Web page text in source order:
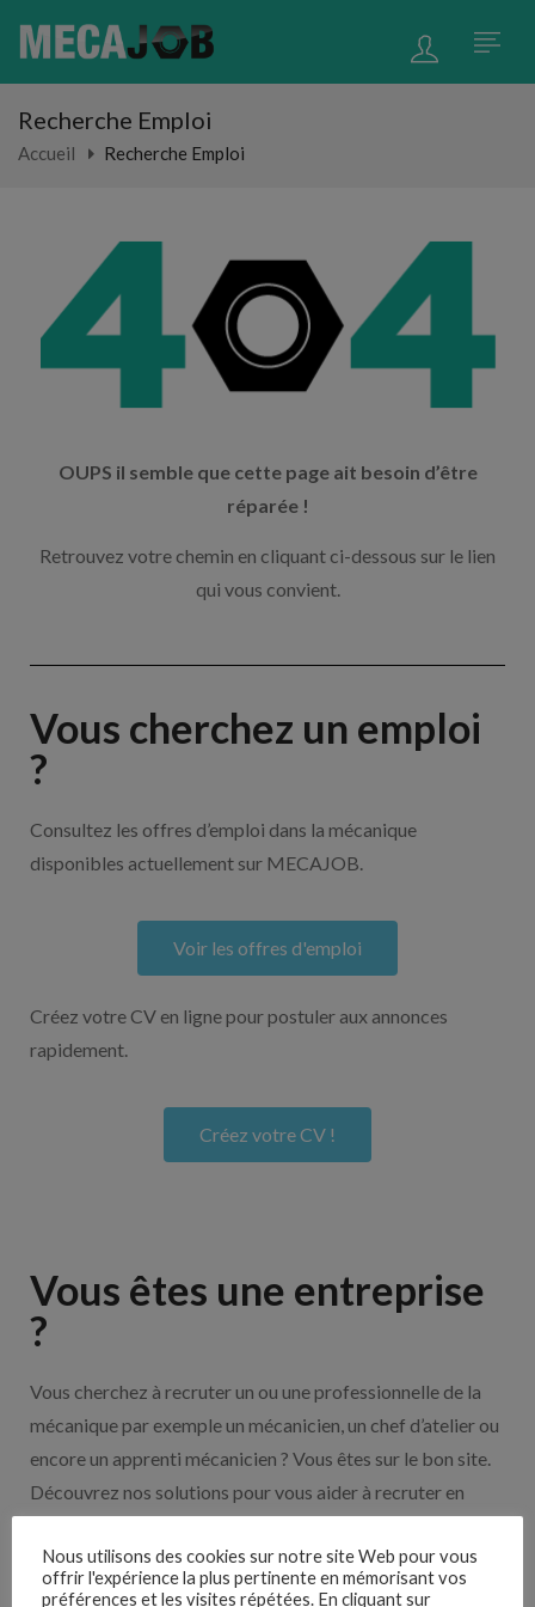
Recherche Emploi
Accueil Recherche Emploi
OUPS il semble que cette page ait besoin d’être
réparée !
Retrouvez votre chemin en cliquant ci-dessous sur le lien
qui vous convient.
Vous cherchez un emploi
?
Consultez les offres d’emploi dans la mécanique
disponibles actuellement sur MECAJOB.
Voir les offres d'emploi
Créez votre CV en ligne pour postuler aux annonces
rapidement.
Créez votre CV !
Vous êtes une entreprise
?
Vous cherchez à recruter un ou une professionnelle de la
mécanique par exemple un mécanicien, un chef d’atelier ou
encore un apprenti mécanicien ? Vous êtes sur le bon site.
Découvrez nos solutions pour vous aider à recruter en
Nous utilisons des cookies sur notre site Web pour vous
offrir l'expérience la plus pertinente en mémorisant vos
préférences et les visites répétées. En cliquant sur